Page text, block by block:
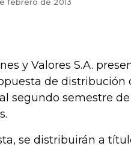
y Valores S.A.
de
segundo semestre de
se distribuirán a